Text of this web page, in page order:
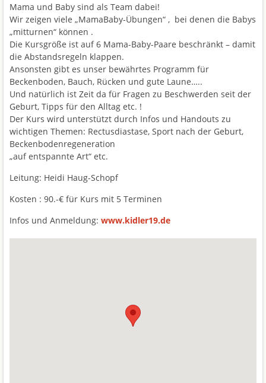
Mama und Baby sind als Team dabei!
Wir zeigen viele „MamaBaby-Übungen“ , bei denen die Babys
„mitturnen“ können .
Die Kursgröße ist auf 6 Mama-Baby-Paare beschränkt – damit
die Abstandsregeln klappen.
Ansonsten gibt es unser bewährtes Programm für
Beckenboden, Bauch, Rücken und gute Laune…..
Und natürlich ist Zeit da für Fragen zu Beschwerden seit der
Geburt, Tipps für den Alltag etc. !
Der Kurs wird unterstützt durch Infos und Handouts zu
wichtigen Themen: Rectusdiastase, Sport nach der Geburt,
Beckenbodenregeneration
„auf entspannte Art“ etc.
Leitung: Heidi Haug-Schopf
Kosten : 90.-€ für Kurs mit 5 Terminen
Infos und Anmeldung: www.kidler19.de